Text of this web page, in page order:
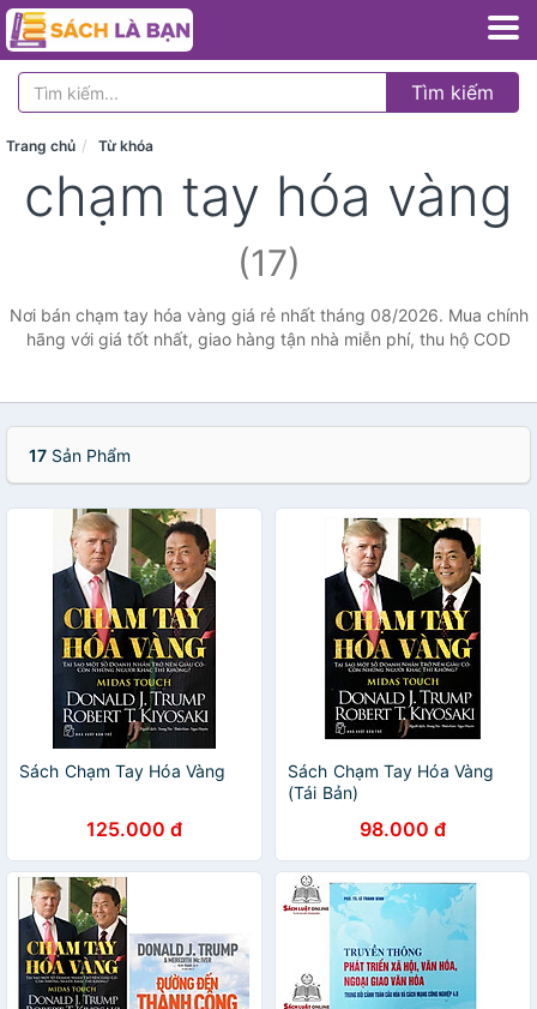
Tìm kiếm
Trang chủ Từ khóa
chạm tay hóa vàng
(17)
Nơi bán chạm tay hóa vàng giá rẻ nhất tháng 08/2026. Mua chính
hãng với giá tốt nhất, giao hàng tận nhà miễn phí, thu hộ COD
17 Sản Phẩm
Sách Chạm Tay Hóa Vàng
125.000 đ
Sách Chạm Tay Hóa Vàng
(Tái Bản)
98.000 đ